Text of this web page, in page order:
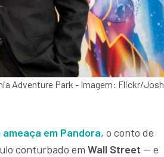
Adventure Park - Imagem: Flickr/Josh
em Pandora, o conto de
conturbado em Wall Street — e